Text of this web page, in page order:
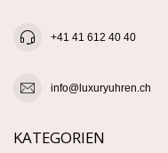
+41 41 612 40 40
info@luxuryuhren.ch
KATEGORIEN